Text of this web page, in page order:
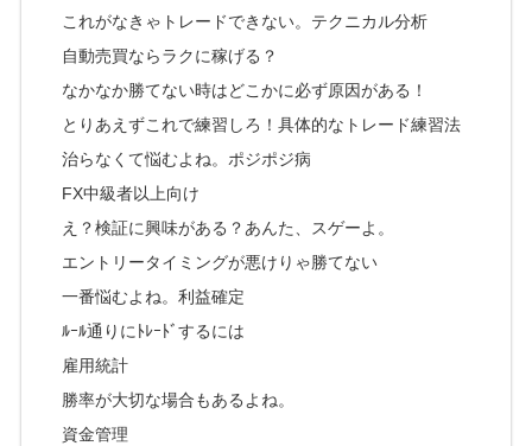
これがなきゃトレードできない。テクニカル分析
自動売買ならラクに稼げる？
なかなか勝てない時はどこかに必ず原因がある！
とりあえずこれで練習しろ！具体的なトレード練習法
治らなくて悩むよね。ポジポジ病
FX中級者以上向け
え？検証に興味がある？あんた、スゲーよ。
エントリータイミングが悪けりゃ勝てない
一番悩むよね。利益確定
ﾙｰﾙ通りにﾄﾚｰﾄﾞするには
雇用統計
勝率が大切な場合もあるよね。
資金管理